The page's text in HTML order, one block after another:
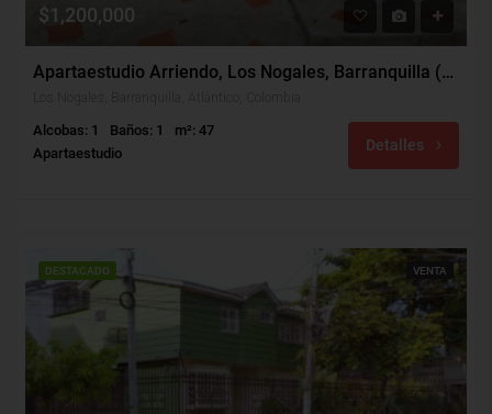
$1,200,000
Apartaestudio Arriendo, Los Nogales, Barranquilla (30378)
Alcobas: 1 Baños: 1
m²: 47
Apartaestudio
Detalles
DESTACADO VENTA